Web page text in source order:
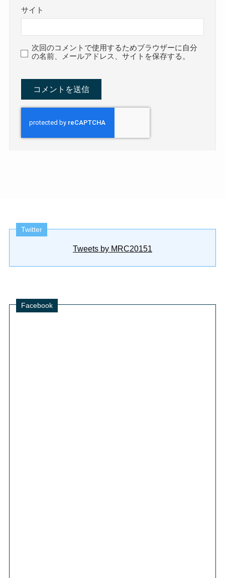
サイト
次回のコメントで使用するためブラウザーに自分
の名前、メールアドレス、サイトを保存する。
Twitter
Tweets by MRC20151
Facebook